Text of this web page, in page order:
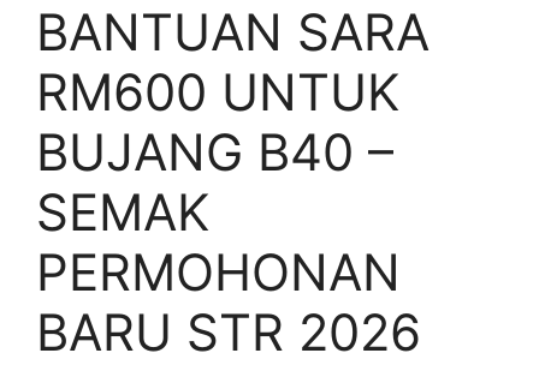
BANTUAN SARA
RM600 UNTUK
BUJANG B40 –
SEMAK
PERMOHONAN
BARU STR 2026